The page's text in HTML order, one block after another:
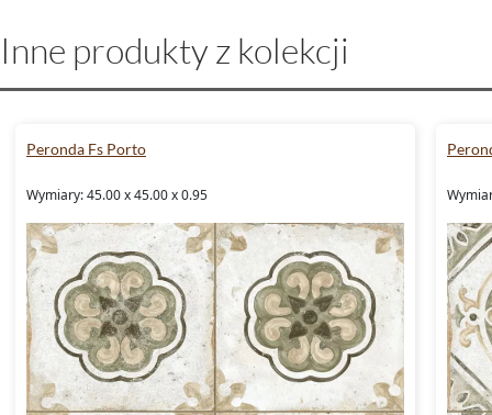
Inne produkty z kolekcji
Peronda Fs Porto
Wymiary: 45.00 x 45.00 x 0.95